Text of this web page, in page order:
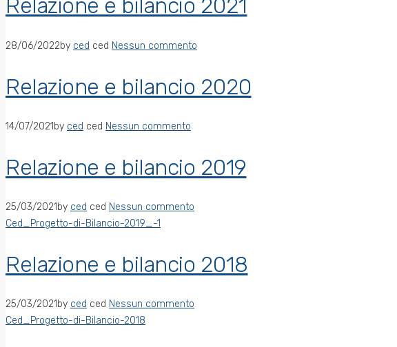
Relazione e bilancio 2021
28/06/2022by ced ced Nessun commento
Relazione e bilancio 2020
14/07/2021by ced ced Nessun commento
Relazione e bilancio 2019
25/03/2021by ced ced Nessun commento
Ced_Progetto-di-Bilancio-2019_-1
Relazione e bilancio 2018
25/03/2021by ced ced Nessun commento
Ced_Progetto-di-Bilancio-2018